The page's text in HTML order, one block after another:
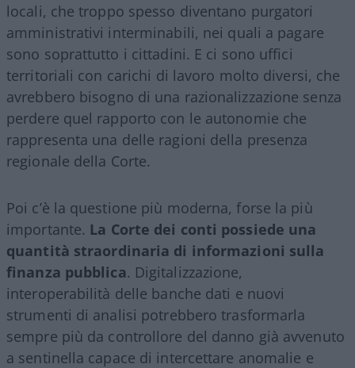
locali, che troppo spesso diventano purgatori
amministrativi interminabili, nei quali a pagare
sono soprattutto i cittadini. E ci sono uffici
territoriali con carichi di lavoro molto diversi, che
avrebbero bisogno di una razionalizzazione senza
perdere quel rapporto con le autonomie che
rappresenta una delle ragioni della presenza
regionale della Corte.
Poi c’è la questione più moderna, forse la più
importante. La Corte dei conti possiede una
quantità straordinaria di informazioni sulla
finanza pubblica. Digitalizzazione,
interoperabilità delle banche dati e nuovi
strumenti di analisi potrebbero trasformarla
sempre più da controllore del danno già avvenuto
a sentinella capace di intercettare anomalie e